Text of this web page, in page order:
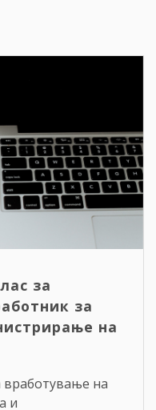
за
за
на
вработување на
и